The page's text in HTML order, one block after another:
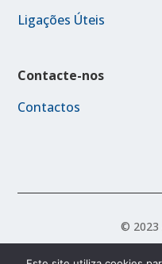
Ligações Úteis
Contacte-nos
Contactos
© 2023